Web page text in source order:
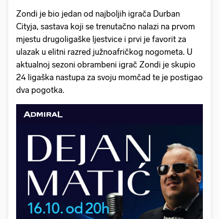
Zondi je bio jedan od najboljih igrača Durban
Cityja, sastava koji se trenutačno nalazi na prvom
mjestu drugoligaške ljestvice i prvi je favorit za
ulazak u elitni razred južnoafričkog nogometa. U
aktualnoj sezoni obrambeni igrač Zondi je skupio
24 ligaška nastupa za svoju momčad te je postigao
dva pogotka.